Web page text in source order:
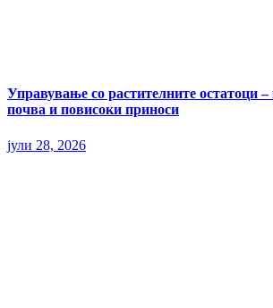
Управување со растителните остатоци –
почва и повисоки приноси
јули 28, 2026